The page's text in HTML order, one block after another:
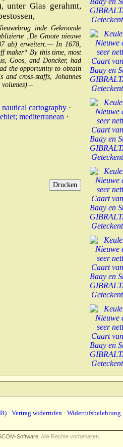
unter Glas gerahmt,
inde Gekroonde
‚De Groote nieuwe
ab) erweitert.— In 1678,
maker“ By this time, most
Goos, and Doncker, had
the opportunity to obtain
and cross-staffs, Johannes
volumes).–
nautical cartography ·
mediterranean ·
· Vertrag widerrufen · Widerrufsbelehrung
Software . Alle Rechte vorbehalten.